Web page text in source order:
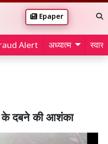
Epaper
Alert अध्यात्म
के दबने की आशंका